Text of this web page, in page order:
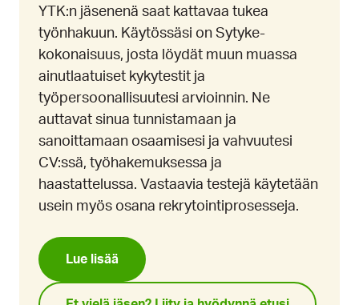
YTK:n jäsenenä saat kattavaa tukea
työnhakuun. Käytössäsi on Sytyke-
kokonaisuus, josta löydät muun muassa
ainutlaatuiset kykytestit ja
työpersoonallisuutesi arvioinnin. Ne
auttavat sinua tunnistamaan ja
sanoittamaan osaamisesi ja vahvuutesi
CV:ssä, työhakemuksessa ja
haastattelussa. Vastaavia testejä käytetään
usein myös osana rekrytointiprosesseja.
Lue lisää